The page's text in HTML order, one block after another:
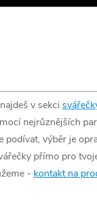
v sekci
nejrůznějších
podívat, výběr je
přímo pro
- kontakt na